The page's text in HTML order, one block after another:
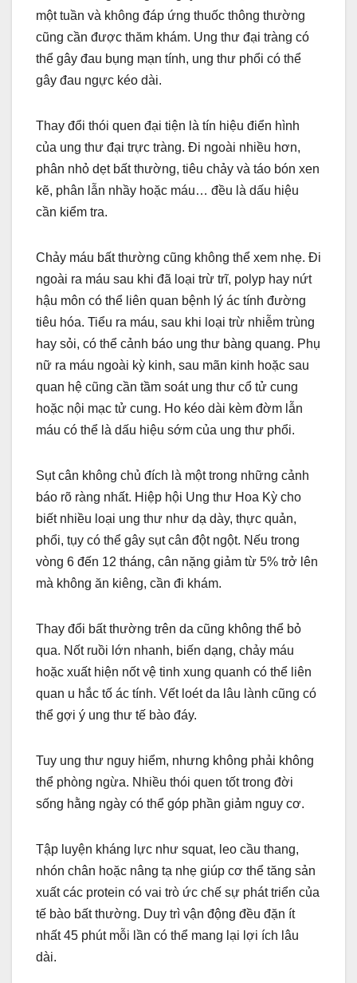
một tuần và không đáp ứng thuốc thông thường
cũng cần được thăm khám. Ung thư đại tràng có
thể gây đau bụng mạn tính, ung thư phổi có thể
gây đau ngực kéo dài.
Thay đổi thói quen đại tiện là tín hiệu điển hình
của ung thư đại trực tràng. Đi ngoài nhiều hơn,
phân nhỏ dẹt bất thường, tiêu chảy và táo bón xen
kẽ, phân lẫn nhầy hoặc máu… đều là dấu hiệu
cần kiểm tra.
Chảy máu bất thường cũng không thể xem nhẹ. Đi
ngoài ra máu sau khi đã loại trừ trĩ, polyp hay nứt
hậu môn có thể liên quan bệnh lý ác tính đường
tiêu hóa. Tiểu ra máu, sau khi loại trừ nhiễm trùng
hay sỏi, có thể cảnh báo ung thư bàng quang. Phụ
nữ ra máu ngoài kỳ kinh, sau mãn kinh hoặc sau
quan hệ cũng cần tầm soát ung thư cổ tử cung
hoặc nội mạc tử cung. Ho kéo dài kèm đờm lẫn
máu có thể là dấu hiệu sớm của ung thư phổi.
Sụt cân không chủ đích là một trong những cảnh
báo rõ ràng nhất. Hiệp hội Ung thư Hoa Kỳ cho
biết nhiều loại ung thư như dạ dày, thực quản,
phổi, tụy có thể gây sụt cân đột ngột. Nếu trong
vòng 6 đến 12 tháng, cân nặng giảm từ 5% trở lên
mà không ăn kiêng, cần đi khám.
Thay đổi bất thường trên da cũng không thể bỏ
qua. Nốt ruồi lớn nhanh, biến dạng, chảy máu
hoặc xuất hiện nốt vệ tinh xung quanh có thể liên
quan u hắc tố ác tính. Vết loét da lâu lành cũng có
thể gợi ý ung thư tế bào đáy.
Tuy ung thư nguy hiểm, nhưng không phải không
thể phòng ngừa. Nhiều thói quen tốt trong đời
sống hằng ngày có thể góp phần giảm nguy cơ.
Tập luyện kháng lực như squat, leo cầu thang,
nhón chân hoặc nâng tạ nhẹ giúp cơ thể tăng sản
xuất các protein có vai trò ức chế sự phát triển của
tế bào bất thường. Duy trì vận động đều đặn ít
nhất 45 phút mỗi lần có thể mang lại lợi ích lâu
dài.